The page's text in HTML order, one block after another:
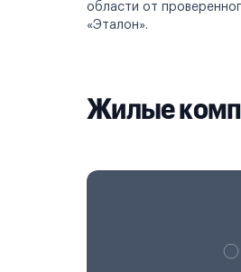
области от
«Эталон».
Жилые